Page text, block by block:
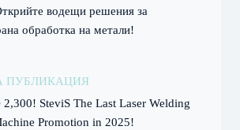
водещи решения за
обработка на метали!
ПУБЛИКАЦИЯ
2,300! SteviS The Last Laser Welding
Promotion in 2025!